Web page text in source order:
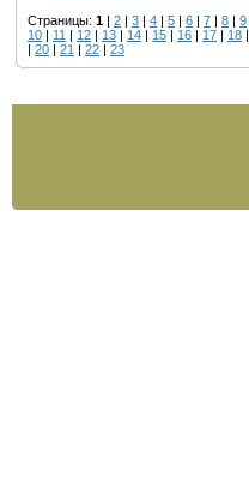
Страницы: 1 | 2 | 3 | 4 | 5 | 6 | 7 | 8 | 9
10 | 11 | 12 | 13 | 14 | 15 | 16 | 17 | 18 |
| 20 | 21 | 22 | 23